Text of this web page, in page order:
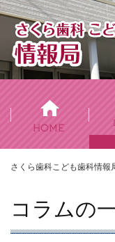
さくら歯科こども歯科情報
コラムの